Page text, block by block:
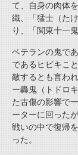
て、自身の肉体
織、「猛士（た
り、「関東十一
ベテランの鬼で
であるヒビキこ
敵するとも言わ
ー轟鬼（トドロ
た古傷の影響で
ーターに回った
戦いの中で復帰
った。